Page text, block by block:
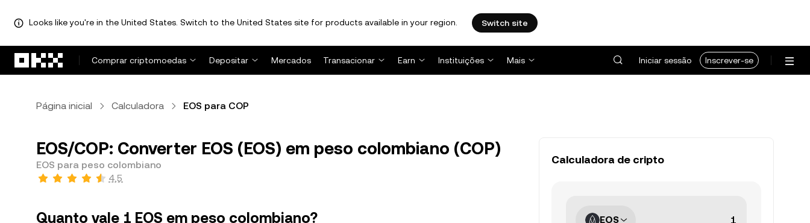
Looks like you're in the United States. Switch to the United States site for products available in your region. Switch site
Comprar criptomoedas
Depositar Mercados Transacionar Earn Instituições Mais Iniciar sessão Inscrever-se
Página inicial Calculadora EOS para COP
EOS/COP: Converter EOS (EOS) em peso colombiano (COP)
EOS para peso colombiano
4,5
Quanto vale 1 EOS em peso colombiano?
Calculadora de cripto
EOS